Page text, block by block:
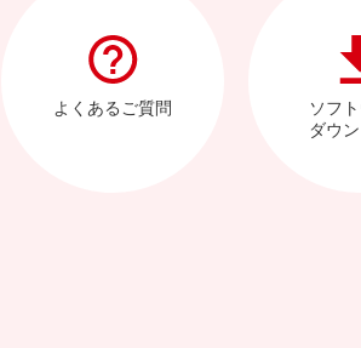
よくあるご質問
ソフ
ダウ